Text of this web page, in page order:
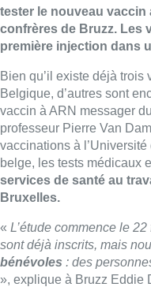
tester le nouveau vaccin
confrères de Bruzz. Les
première injection dans
Bien qu’il existe déjà
Belgique, d’autres sont
vaccin à ARN messager
professeur Pierre Van
vaccinations à
belge, les tests médicaux
services de santé au
Bruxelles.
« L’étude commence le
sont déjà inscrits, mais
bénévoles : des
», explique à Bruzz Eddie